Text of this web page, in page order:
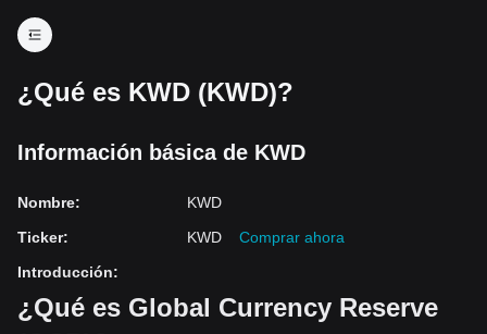
¿Qué es KWD (KWD)?
Información básica de KWD
Nombre:
KWD
Ticker: KWD
Comprar ahora
Introducción:
¿Qué es Global Currency Reserve